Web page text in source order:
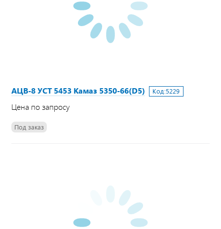
АЦВ-8 УСТ 5453 Камаз 5350-66(D5) Код:5229
Цена по запросу
Под заказ